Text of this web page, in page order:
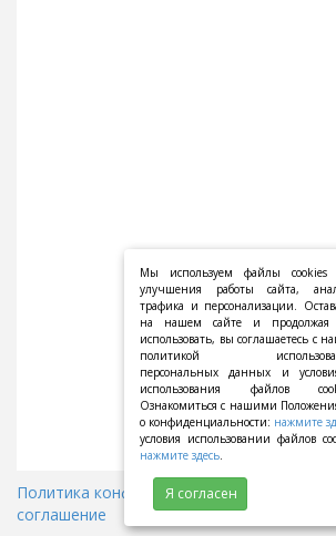
Политика конфиденциальности
соглашение
Мы используем файлы cookies
улучшения работы сайта,
трафика и персонализации.
на нашем сайте и продолжая
использовать, вы соглашаетесь с
политикой
персональных данных и
использования файлов
Ознакомиться с нашими
о конфиденциальности: нажмите
условия использовании файлов
нажмите здесь.
Я согласен